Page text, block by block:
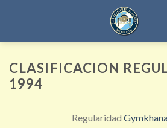
CLASIFICACION
1994
Regularidad